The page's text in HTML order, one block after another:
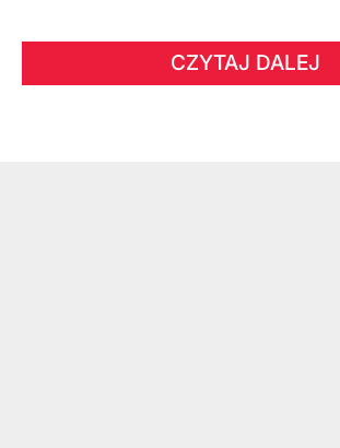
CZYTAJ DALEJ